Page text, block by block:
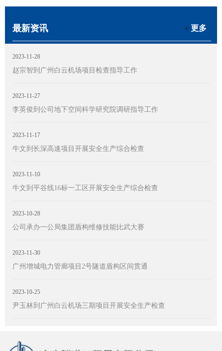
更多
最新资讯
2023-11-28
赵宗智到广州白云机场项目检查指导工作
2023-11-27
李英俊到公司地下空间科学研究院调研指导工作
2023-11-17
牛文到长深高速项目开展安全生产综合检查
2023-11-10
牛文到平谷线16标一工区开展安全生产综合检查
2023-10-28
公司承办一公局集团盾构维修技能比武大赛
2023-11-30
广州增城电力管廊项目2号隧道盾构区间贯通
2023-10-25
尹玉林到广州白云机场三期项目开展安全生产检查